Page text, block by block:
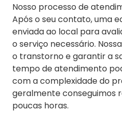
Nosso processo de
Após o seu contato, uma
enviada ao local para
o serviço necessário.
o transtorno e garantir a
tempo de atendimento
com a complexidade do
geralmente conseguimos
poucas horas.